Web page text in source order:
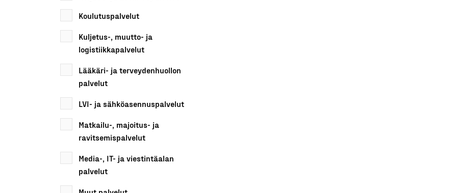
Koulutuspalvelut
Kuljetus-, muutto- ja
logistiikkapalvelut
Lääkäri- ja terveydenhuollon
palvelut
LVI- ja sähköasennuspalvelut
Matkailu-, majoitus- ja
ravitsemispalvelut
Media-, IT- ja viestintäalan
palvelut